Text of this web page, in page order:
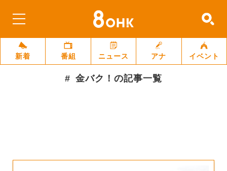
新着 番組 ニュース アナ イベント
金バク！ の記事一覧